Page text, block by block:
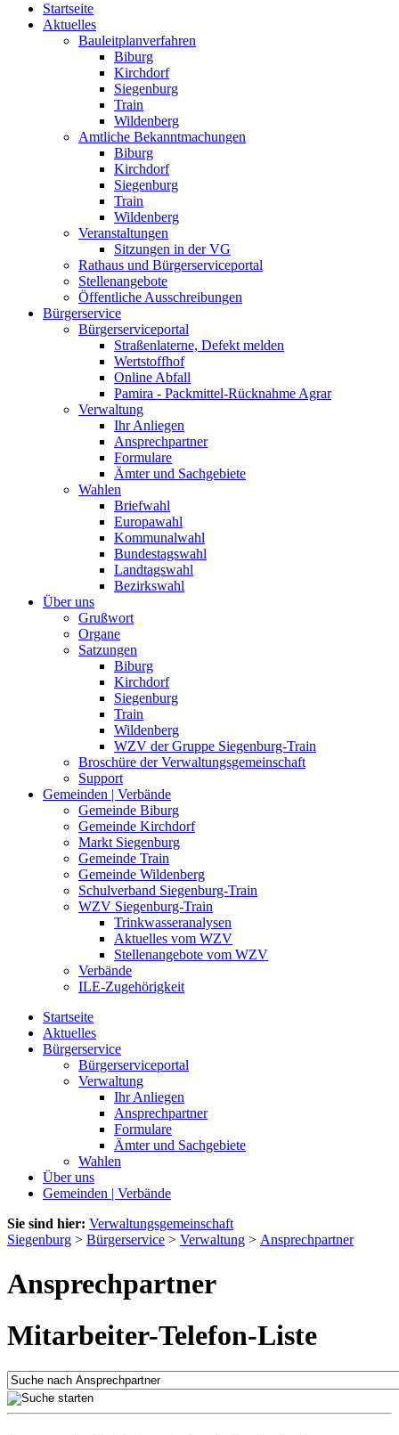
Startseite
Aktuelles
Bauleitplanverfahren
Biburg
Kirchdorf
Siegenburg
Train
Wildenberg
Amtliche Bekanntmachungen
Biburg
Kirchdorf
Siegenburg
Train
Wildenberg
Veranstaltungen
Sitzungen in der VG
Rathaus und Bürgerserviceportal
Stellenangebote
Öffentliche Ausschreibungen
Bürgerservice
Bürgerserviceportal
Straßenlaterne, Defekt melden
Wertstoffhof
Online Abfall
Pamira - Packmittel-Rücknahme Agrar
Verwaltung
Ihr Anliegen
Ansprechpartner
Formulare
Ämter und Sachgebiete
Wahlen
Briefwahl
Europawahl
Kommunalwahl
Bundestagswahl
Landtagswahl
Bezirkswahl
Über uns
Grußwort
Organe
Satzungen
Biburg
Kirchdorf
Siegenburg
Train
Wildenberg
WZV der Gruppe Siegenburg-Train
Broschüre der Verwaltungsgemeinschaft
Support
Gemeinden | Verbände
Gemeinde Biburg
Gemeinde Kirchdorf
Markt Siegenburg
Gemeinde Train
Gemeinde Wildenberg
Schulverband Siegenburg-Train
WZV Siegenburg-Train
Trinkwasseranalysen
Aktuelles vom WZV
Stellenangebote vom WZV
Verbände
ILE-Zugehörigkeit
Startseite
Aktuelles
Bürgerservice
Bürgerserviceportal
Verwaltung
Ihr Anliegen
Ansprechpartner
Formulare
Ämter und Sachgebiete
Wahlen
Über uns
Gemeinden | Verbände
Sie sind hier: Verwaltungsgemeinschaft
Siegenburg > Bürgerservice > Verwaltung > Ansprechpartner
Ansprechpartner
Mitarbeiter-Telefon-Liste